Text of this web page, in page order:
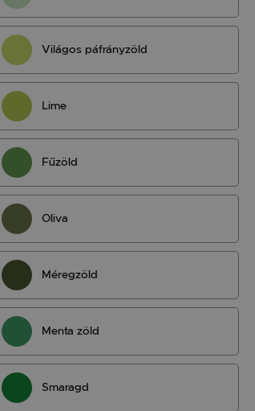
Világos páfrányzöld
Lime
Fűzöld
Oliva
Méregzöld
Menta zöld
Smaragd